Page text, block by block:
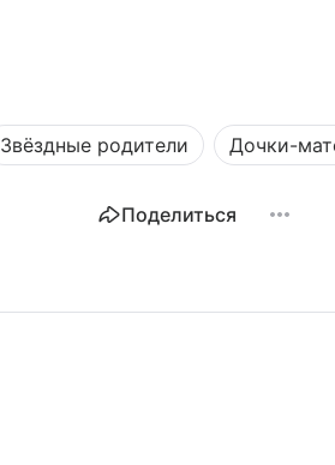
Звёздные родители Дочки-
Поделиться